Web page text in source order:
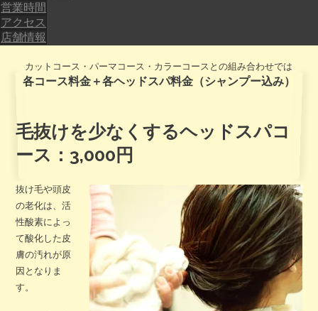
営業時間
アクセス
店舗情報
カットコース・パーマコース・カラーコースとの組み合わせでは
各コース料金＋各ヘッドスパ料金（シャンプー込み）
毛抜けを少なくするヘッドスパコ
ース：3,000円
抜け毛や頭皮
の老化は、活
性酸素によっ
て酸化した皮
膚の汚れが原
因となりま
す。